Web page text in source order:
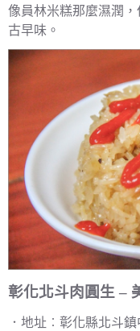
像員林米糕那麼濕潤
古早味。
彰化北斗肉圓生 –
．地址︰彰化縣北斗